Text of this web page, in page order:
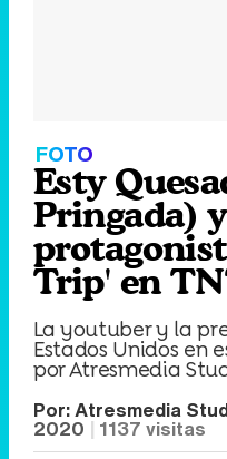
FOTO
Esty
Pringada)
Trip' en
La youtuber y la
Estados Unidos en
por Atresmedia
Por:Atresmedia
2020 1137 visitas